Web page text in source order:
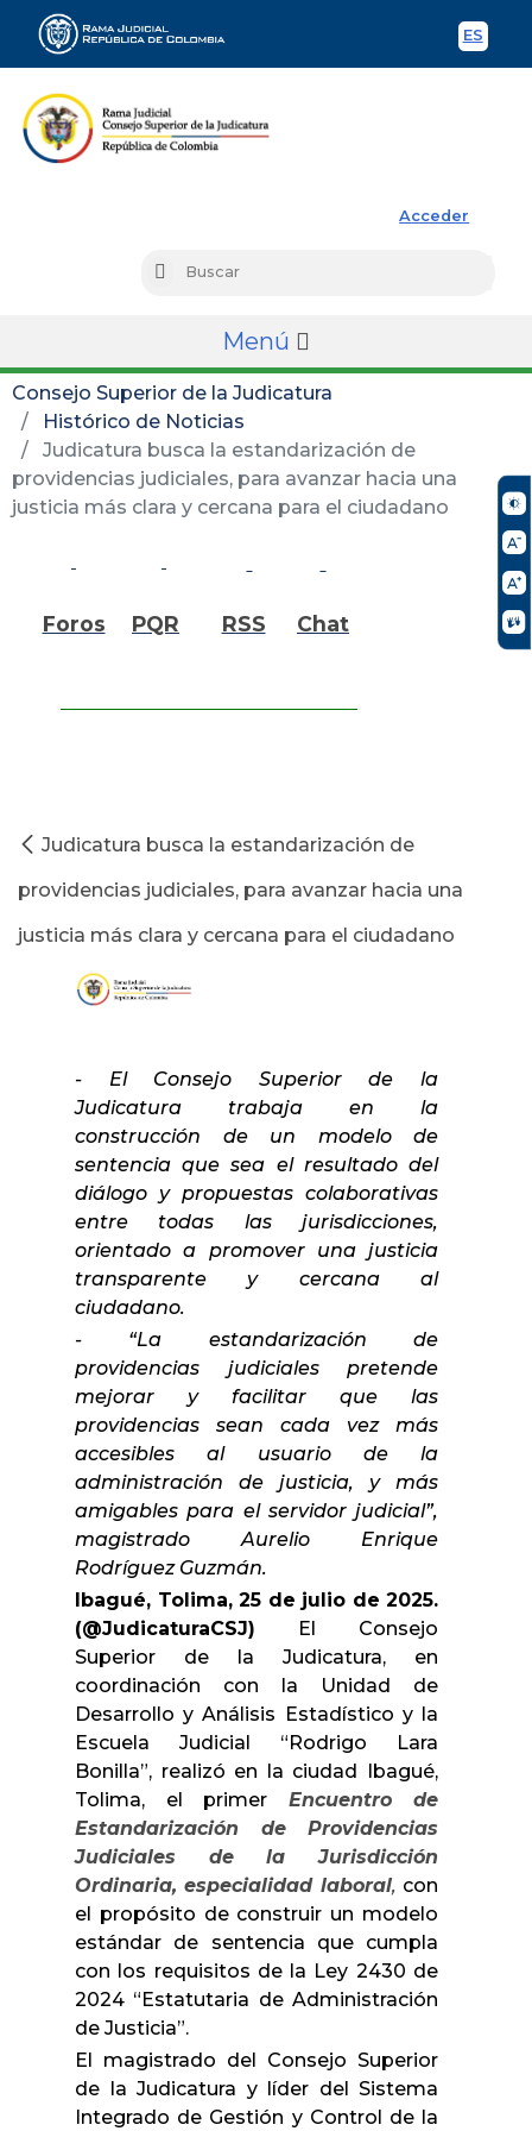
ES
Acceder
Buscar
Menú
Consejo Superior de la Judicatura
Histórico de Noticias
Judicatura busca la estandarización de
providencias judiciales, para avanzar hacia una
justicia más clara y cercana para el ciudadano
Foros PQR RSS Chat
Judicatura busca la estandarización de
providencias judiciales, para avanzar hacia una
justicia más clara y cercana para el ciudadano
- El Consejo Superior de la
Judicatura trabaja en la
construcción de un modelo de
sentencia que sea el resultado del
diálogo y propuestas colaborativas
entre todas las jurisdicciones,
orientado a promover una justicia
transparente y cercana al
ciudadano.
- “La estandarización de
providencias judiciales pretende
mejorar y facilitar que las
providencias sean cada vez más
accesibles al usuario de la
administración de justicia, y más
amigables para el servidor judicial”,
magistrado Aurelio Enrique
Rodríguez Guzmán.
Ibagué, Tolima, 25 de julio de 2025.
(@JudicaturaCSJ) El Consejo
Superior de la Judicatura, en
coordinación con la Unidad de
Desarrollo y Análisis Estadístico y la
Escuela Judicial “Rodrigo Lara
Bonilla”, realizó en la ciudad Ibagué,
Tolima, el primer Encuentro de
Estandarización de Providencias
Judiciales de la Jurisdicción
Ordinaria, especialidad laboral, con
el propósito de construir un modelo
estándar de sentencia que cumpla
con los requisitos de la Ley 2430 de
2024 “Estatutaria de Administración
de Justicia”.
El magistrado del Consejo Superior
de la Judicatura y líder del Sistema
Integrado de Gestión y Control de la